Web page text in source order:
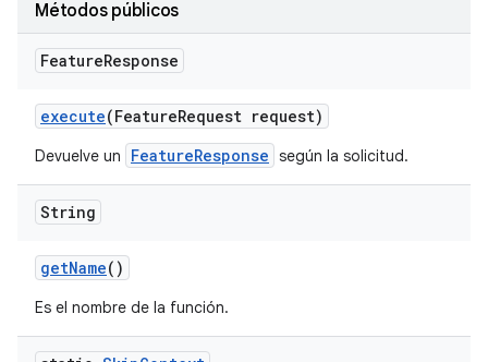
Métodos públicos
FeatureResponse
execute(FeatureRequest request)
Devuelve un FeatureResponse según la solicitud.
String
getName()
Es el nombre de la función.